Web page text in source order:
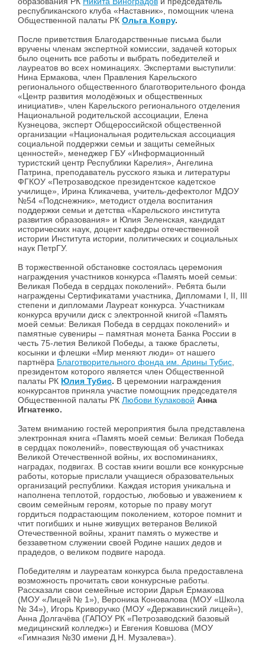
республиканского клуба «Наставник», помощник члена
Общественной палаты РК Ольга Ковру.
После приветствия Благодарственные письма были
вручены членам экспертной комиссии, задачей которых
было оценить все работы и выбрать победителей и
лауреатов во всех номинациях. Экспертами выступили:
Нина Ермакова, член Правления Карельского
регионального общественного благотворительного фонда
«Центр развития молодёжных и общественных
инициатив», член Карельского регионального отделения
Национальной родительской ассоциации, Елена
Кузнецова, эксперт Общероссийской общественной
организации «Национальная родительская ассоциация
социальной поддержки семьи и защиты семейных
ценностей», менеджер ГБУ «Информационный
туристский центр Республики Карелия», Ангелина
Патрина, преподаватель русского языка и литературы
ФГКОУ «Петрозаводское президентское кадетское
училище», Ирина Кликачева, учитель-дефектолог МДОУ
№54 «Подснежник», методист отдела воспитания
поддержки семьи и детства «Карельского института
развития образования» и Юлия Зеленская, кандидат
исторических наук, доцент кафедры отечественной
истории Института истории, политических и социальных
наук ПетрГУ.
В торжественной обстановке состоялась церемония
награждения участников конкурса «Память моей семьи:
Великая Победа в сердцах поколений». Ребята были
награждены Сертификатами участника, Дипломами I, II, III
степени и дипломами Лауреат конкурса. Участникам
конкурса вручили диск с электронной книгой «Память
моей семьи: Великая Победа в сердцах поколений» и
памятные сувениры – памятная монета Банка России в
честь 75-летия Великой Победы, а также браслеты,
косынки и флешки «Мир меняют люди» от нашего
партнёра Благотворительного фонда им. Арины Тубис
президентом которого является член Общественной
палаты РК Юлия Тубис. В церемонии награждения
конкурсантов приняла участие помощник председателя
Общественной палаты РК Любови Кулаковой Анна
Игнатенко.
Затем вниманию гостей мероприятия была представлена
электронная книга «Память моей семьи: Великая Победа
в сердцах поколений», повествующая об участниках
Великой Отечественной войны, их воспоминаниях,
наградах, подвигах. В состав книги вошли все конкурсные
работы, которые прислали учащиеся образовательных
организаций республики. Каждая история уникальна и
наполнена теплотой, гордостью, любовью и уважением к
своим семейным героям, которые по праву могут
гордиться подрастающим поколением, которое помнит и
чтит погибших и ныне живущих ветеранов Великой
Отечественной войны, хранит память о мужестве и
беззаветном служении своей Родине наших дедов и
прадедов, о великом подвиге народа.
Победителям и лауреатам конкурса была предоставлена
возможность прочитать свои конкурсные работы.
Рассказали свои семейные истории Дарья Ермакова
(МОУ «Лицей № 1»), Вероника Коновалова (МОУ «Школа
№ 34»), Игорь Криворучко (МОУ «Державинский лицей»),
Анна Долгачёва (ГАПОУ РК «Петрозаводский базовый
медицинский колледж») и Евгения Ковшова (МОУ
«Гимназия №30 имени Д.Н. Музалева»).